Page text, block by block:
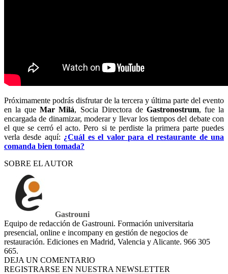
Próximamente podrás disfrutar de la tercera y última parte del evento
en la queMar Milá, Socia Directora de Gastronostrum, fue la
encargada de dinamizar, moderar y llevar los tiempos del debate con
el que se cerró el acto. Pero si te perdiste la primera parte puedes
verla desde aquí: ¿Cuál es el valor para el restaurante de una
comanda bien tomada?
SOBRE EL AUTOR
Gastrouni
Equipo de redacción de Gastrouni. Formación universitaria
presencial, online e incompany en gestión de negocios de
restauración. Ediciones en Madrid, Valencia y Alicante. 966 305
665.
DEJA UN COMENTARIO
REGISTRARSE EN NUESTRA NEWSLETTER